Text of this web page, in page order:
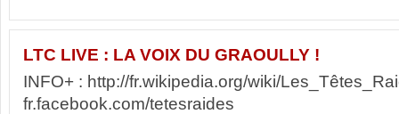
LTC LIVE : LA VOIX DU GRAOULLY !
INFO+ : http://fr.wikipedia.org/wiki/
fr.facebook.com/tetesraides